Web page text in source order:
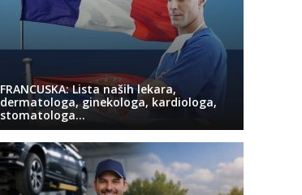
FRANCUSKA: Lista naših lekara,
dermatologa, ginekologa, kardiologa,
stomatologa…